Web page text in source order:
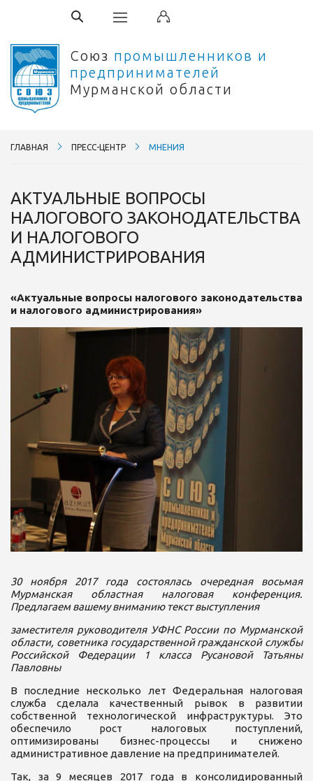
Союз промышленников и
предпринимателей
Мурманской области
ГЛАВНАЯ ПРЕСС-ЦЕНТР МНЕНИЯ
АКТУАЛЬНЫЕ ВОПРОСЫ
НАЛОГОВОГО ЗАКОНОДАТЕЛЬСТВА
И НАЛОГОВОГО
АДМИНИСТРИРОВАНИЯ
«Актуальные вопросы налогового законодательства
и налогового администрирования»
30 ноября 2017 года состоялась очередная восьмая
Мурманская областная налоговая конференция.
Предлагаем вашему вниманию текст выступления
заместителя руководителя УФНС России по Мурманской
области, советника государственной гражданской службы
Российской Федерации 1 класса Русановой Татьяны
Павловны
В последние несколько лет Федеральная налоговая
служба сделала качественный рывок в развитии
собственной технологической инфраструктуры. Это
обеспечило рост налоговых поступлений,
оптимизированы бизнес-процессы и снижено
административное давление на предпринимателей.
Так, за 9 месяцев 2017 года в консолидированный